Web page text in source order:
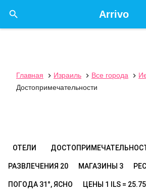
Arrivo

Главная  Израиль  Все города 
Достопримечательности
ОТЕЛИ
РАЗВЛЕЧЕНИЯ 20 МАГАЗИНЫ 3
ПОГОДА 31°, ЯСНО ЦЕНЫ 1 ILS =